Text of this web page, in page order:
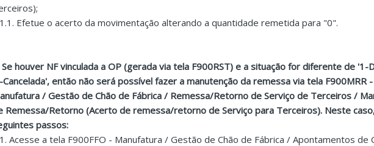
Efetue o acerto da movimentação alterando a quantidade remetida para "0".
Se houver NF vinculada a OP (gerada via tela F900RST) e a situação for diferente de '1-
Cancelada', então não será possível fazer a manutenção da remessa via tela F900MRR -
/ Gestão de Chão de Fábrica / Remessa/Retorno de Serviço de Terceiros /
Remessa/Retorno (Acerto de remessa/retorno de Serviço para Terceiros). Neste
passos:
Acesse a tela F900FFO - Manufatura / Gestão de Chão de Fábrica / Apontamentos de